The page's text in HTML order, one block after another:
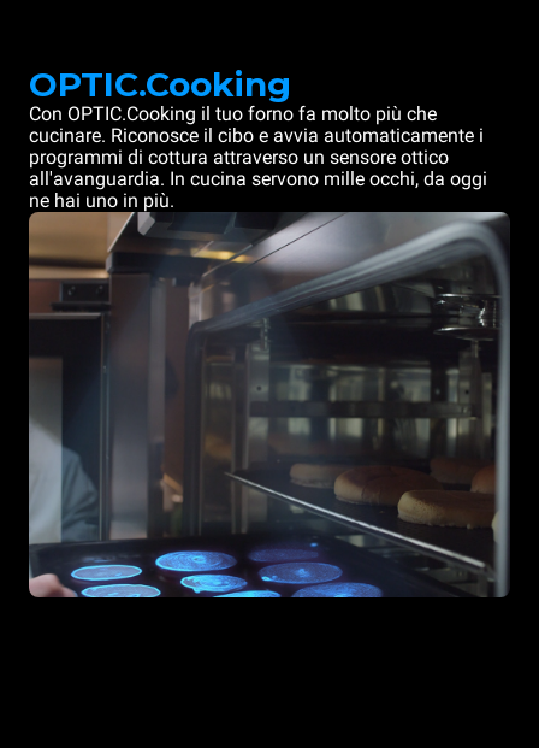
OPTIC.Cooking
Con OPTIC.Cooking il tuo forno fa molto più che
cucinare. Riconosce il cibo e avvia automaticamente i
programmi di cottura attraverso un sensore ottico
all'avanguardia. In cucina servono mille occhi, da oggi
ne hai uno in più.